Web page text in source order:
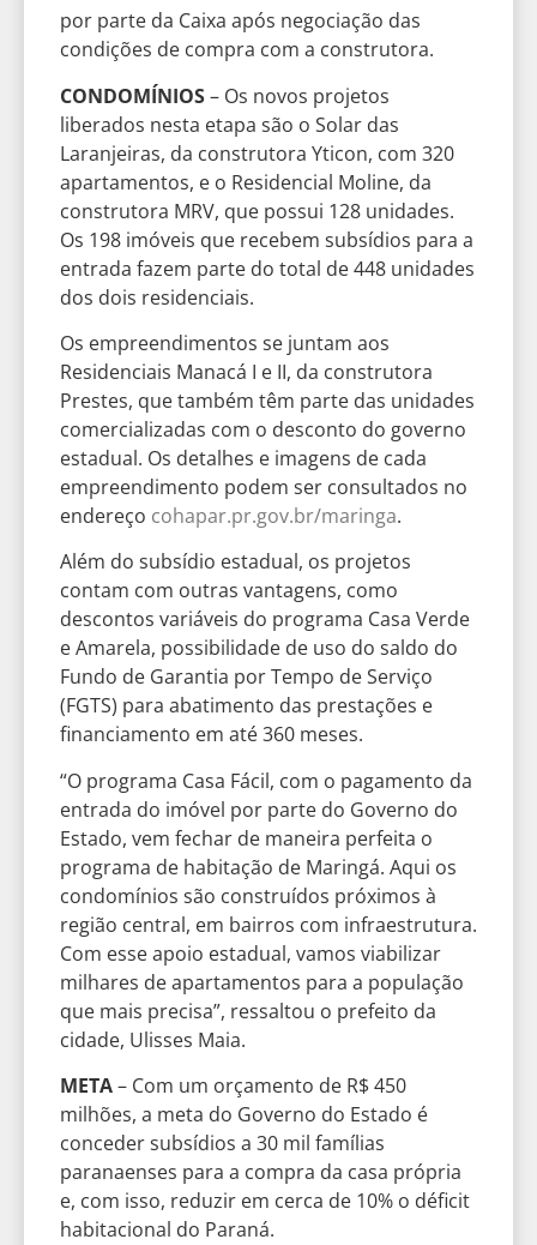
por parte da Caixa após negociação das
condições de compra com a construtora.
CONDOMÍNIOS– Os novos projetos
liberados nesta etapa são o Solar das
Laranjeiras, da construtora Yticon, com 320
apartamentos, e o Residencial Moline, da
construtora MRV, que possui 128 unidades.
Os 198 imóveis que recebem subsídios para a
entrada fazem parte do total de 448 unidades
dos dois residenciais.
Os empreendimentos se juntam aos
Residenciais Manacá I e II, da construtora
Prestes, que também têm parte das unidades
comercializadas com o desconto do governo
estadual. Os detalhes e imagens de cada
empreendimento podem ser consultados no
endereço cohapar.pr.gov.br/maringa.
Além do subsídio estadual, os projetos
contam com outras vantagens, como
descontos variáveis do programa Casa Verde
e Amarela, possibilidade de uso do saldo do
Fundo de Garantia por Tempo de Serviço
(FGTS) para abatimento das prestações e
financiamento em até 360 meses.
“O programa Casa Fácil, com o pagamento da
entrada do imóvel por parte do Governo do
Estado, vem fechar de maneira perfeita o
programa de habitação de Maringá. Aqui os
condomínios são construídos próximos à
região central, em bairros com infraestrutura.
Com esse apoio estadual, vamos viabilizar
milhares de apartamentos para a população
que mais precisa”, ressaltou o prefeito da
cidade, Ulisses Maia.
META– Com um orçamento de R$ 450
milhões, a meta do Governo do Estado é
conceder subsídios a 30 mil famílias
paranaenses para a compra da casa própria
e, com isso, reduzir em cerca de 10% o déficit
habitacional do Paraná.